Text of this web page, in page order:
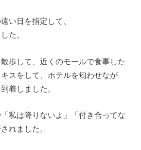
い日を指定して、
た。
歩して、近くのモールで食事した
スをして、ホテルを匂わせなが
着しました。
私は降りないよ」「付き合ってな
れました。